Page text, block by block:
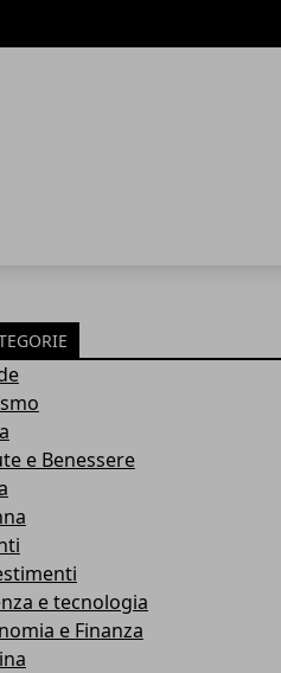
e Benessere
e tecnologia
e Finanza